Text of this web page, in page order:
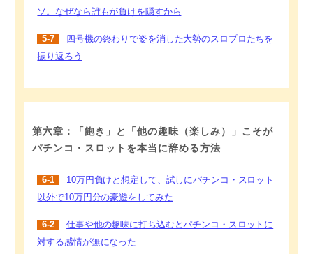
ソ。なぜなら誰もが負けを隠すから
5-7
四号機の終わりで姿を消した大勢のスロプロたちを
振り返ろう
第六章：「飽き」と「他の趣味（楽しみ）」こそが
パチンコ・スロットを本当に辞める方法
6-1
10万円負けと想定して、試しにパチンコ・スロット
以外で10万円分の豪遊をしてみた
6-2
仕事や他の趣味に打ち込むとパチンコ・スロットに
対する感情が無になった